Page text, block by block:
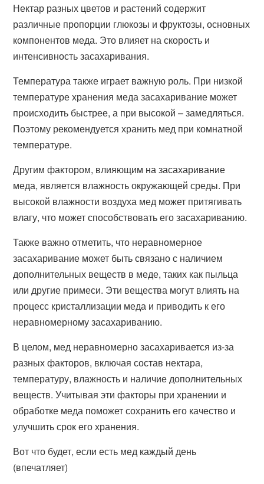
Нектар разных цветов и растений содержит
различные пропорции глюкозы и фруктозы, основных
компонентов меда. Это влияет на скорость и
интенсивность засахаривания.
Температура также играет важную роль. При низкой
температуре хранения меда засахаривание может
происходить быстрее, а при высокой – замедляться.
Поэтому рекомендуется хранить мед при комнатной
температуре.
Другим фактором, влияющим на засахаривание
меда, является влажность окружающей среды. При
высокой влажности воздуха мед может притягивать
влагу, что может способствовать его засахариванию.
Также важно отметить, что неравномерное
засахаривание может быть связано с наличием
дополнительных веществ в меде, таких как пыльца
или другие примеси. Эти вещества могут влиять на
процесс кристаллизации меда и приводить к его
неравномерному засахариванию.
В целом, мед неравномерно засахаривается из-за
разных факторов, включая состав нектара,
температуру, влажность и наличие дополнительных
веществ. Учитывая эти факторы при хранении и
обработке меда поможет сохранить его качество и
улучшить срок его хранения.
Вот что будет, если есть мед каждый день
(впечатляет)